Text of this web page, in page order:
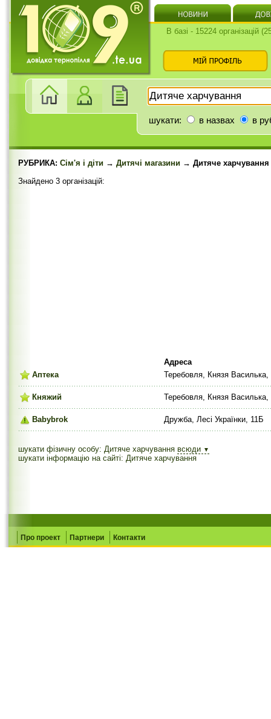
В базі - 15224 організацій
шукати: в назвах в
РУБРИКА: Сім'я і діти → Дитячі магазини → Дитяче харчування
Знайдено 3 організацій:
Адреса
Аптека
Теребовля, Князя Василька,
Княжий Теребовля, Князя Василька,
Babybrok Дружба, Лесі Українки, 11Б
шукати фізичну особу: Дитяче харчування всюди ▼
шукати інформацію на сайті: Дитяче харчування
Про проект Партнери Контакти